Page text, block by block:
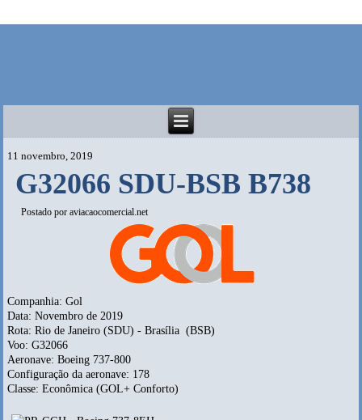
11 novembro, 2019
G32066 SDU-BSB B738
Postado poraviacaocomercial.net
Companhia: Gol
Data: Novembro de 2019
Rota: Rio de Janeiro (SDU) - Brasília (BSB)
Voo: G32066
Aeronave: Boeing 737-800
Configuração da aeronave: 178
Classe: Econômica (GOL+ Conforto)